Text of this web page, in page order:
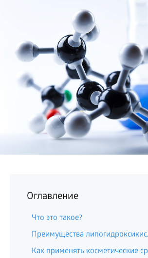
Оглавление
Что это такое?
Преимущества
Как применять косметические